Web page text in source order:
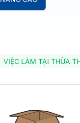
VIỆC LÀM TẠI THỪA